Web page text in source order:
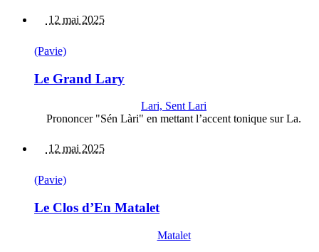
12 mai 2025
(Pavie)
Le Grand Lary
Lari, Sent Lari
Prononcer "Sén Làri" en mettant l’accent tonique sur La.
12 mai 2025
(Pavie)
Le Clos d’En Matalet
Matalet